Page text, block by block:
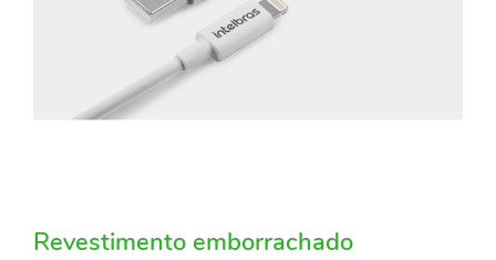
Revestimento emborrachado